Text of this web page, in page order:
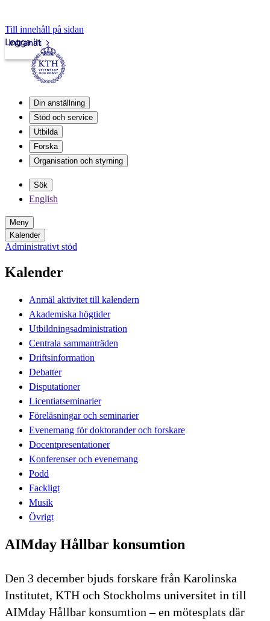
Till innehåll på sidan
Intranät
Logga in
Din anställning
Stöd och service
Utbilda
Forska
Organisation och styrning
Sök
English
Meny
Kalender
Administrativt stöd
Kalender
Anmäl aktivitet till kalendern
Akademiska högtider
Utbildningsadministration
Centrala sammanträden
Driftsinformation
Debatter
Disputationer
Licentiatseminarier
Föreläsningar och seminarier
Evenemang för doktorander och forskare
Docentpresentationer
Konferenser och evenemang
Podd
Fackligt
Musik
Övrigt
AIMday Hållbar konsumtion
Den 3 december bjuds forskare från Karolinska
Institutet, KTH och Stockholms universitet in till
AIMday Hållbar konsumtion – en mötesplats där